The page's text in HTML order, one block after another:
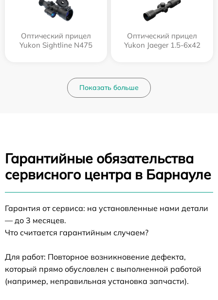
Оптический прицел
Yukon Sightline N475
Оптический прицел
Yukon Jaeger 1.5-6x42
Показать больше
Гарантийные обязательства
сервисного центра в Барнауле
Гарантия от сервиса: на установленные нами детали
— до 3 месяцев.
Что считается гарантийным случаем?
Для работ: Повторное возникновение дефекта,
который прямо обусловлен с выполненной работой
(например, неправильная установка запчасти).